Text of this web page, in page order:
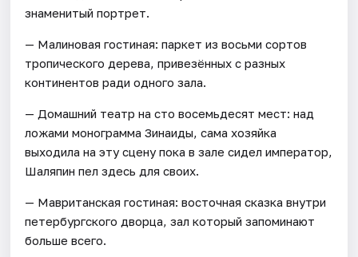
знаменитый портрет.
— Малиновая гостиная: паркет из восьми сортов
тропического дерева, привезённых с разных
континентов ради одного зала.
— Домашний театр на сто восемьдесят мест: над
ложами монограмма Зинаиды, сама хозяйка
выходила на эту сцену пока в зале сидел император,
Шаляпин пел здесь для своих.
— Мавританская гостиная: восточная сказка внутри
петербургского дворца, зал который запоминают
больше всего.